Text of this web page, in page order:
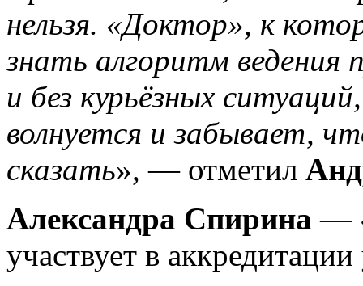
нельзя. «Доктор», к
знать алгоритм ведения
и без курьёзных
волнуется и забывает,
сказать», — отметил
Александра Спирина —
участвует в